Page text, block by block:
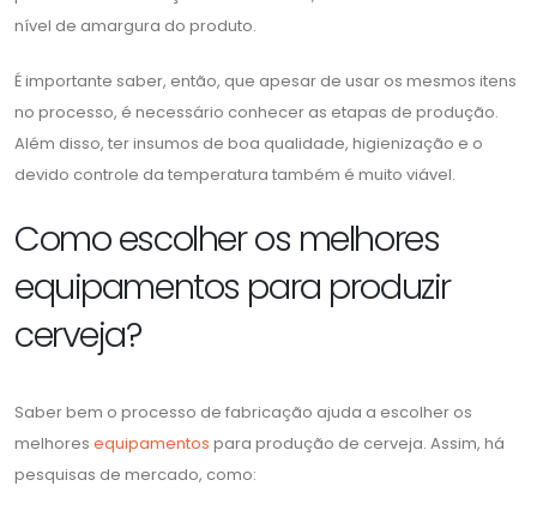
nível de amargura do produto.
É importante saber, então, que apesar de usar os mesmos itens
no processo, é necessário conhecer as etapas de produção.
Além disso, ter insumos de boa qualidade, higienização e o
devido controle da temperatura também é muito viável.
Como escolher os melhores
equipamentos para produzir
cerveja?
Saber bem o processo de fabricação ajuda a escolher os
melhores equipamentos para produção de cerveja. Assim, há
pesquisas de mercado, como: